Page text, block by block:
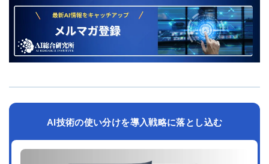
AI技術の使い分けを導入戦略に落とし込む